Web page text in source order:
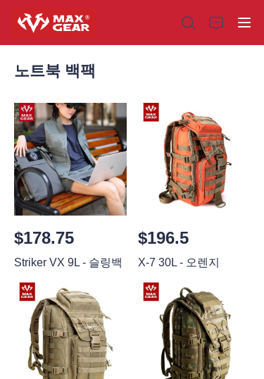
노트북 백팩
$178.75
Striker VX 9L - 슬링백
$196.5
X-7 30L - 오렌지
홈
제품
회사 소개
맞춤 제작